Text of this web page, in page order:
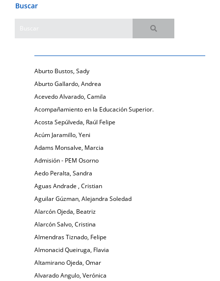
Buscar
Aburto Bustos, Sady
Aburto Gallardo, Andrea
Acevedo Alvarado, Camila
Acompañamiento en la Educación Superior.
Acosta Sepúlveda, Raúl Felipe
Acúm Jaramillo, Yeni
Adams Monsalve, Marcia
Admisión - PEM Osorno
Aedo Peralta, Sandra
Aguas Andrade , Cristian
Aguilar Gúzman, Alejandra Soledad
Alarcón Ojeda, Beatriz
Alarcón Salvo, Cristina
Almendras Tiznado, Felipe
Almonacid Queiruga, Flavia
Altamirano Ojeda, Omar
Alvarado Angulo, Verónica